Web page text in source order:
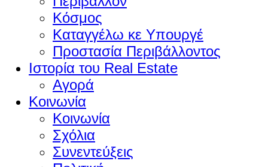
Κόσμος
Καταγγέλω κε Υπουργέ
Προστασία Περιβάλλοντος
Ιστορία του Real Estate
Αγορά
Κοινωνία
Κοινωνία
Σχόλια
Συνεντεύξεις